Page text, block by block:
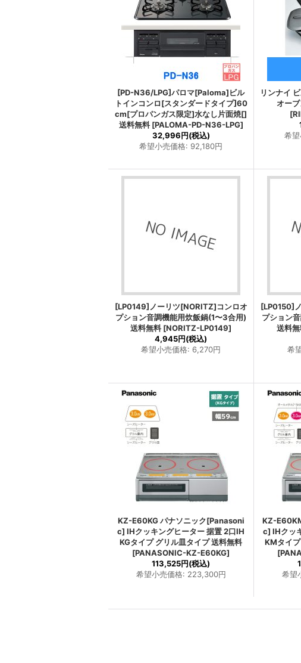
[PD-N36/LPG]パロマ[Paloma]ビル
トインコンロ[スタンダードタイプ]60
cm[プロパンガス限定]水なし片面焼[]
送料無料 [PALOMA-PD-N36-LPG]
32,996円(税込)
希望小売価格: 92,180円
リンナイ
オー
[
希
[LP0149]ノーリツ[NORITZ]コンロオ
プション音調機能用炊飯鍋(1〜3合用)
送料無料 [NORITZ-LP0149]
4,945円(税込)
希望小売価格: 6,270円
[LP0150]
プション
送料
希
KZ-E60KG パナソニック[Panasoni
c] IHクッキングヒーター 据置 2口IH
KGタイプ グリル皿タイプ 送料無料
[PANASONIC-KZ-E60KG]
113,525円(税込)
希望小売価格: 223,300円
KZ-
c] IHクッ
KMタイ
[
希望